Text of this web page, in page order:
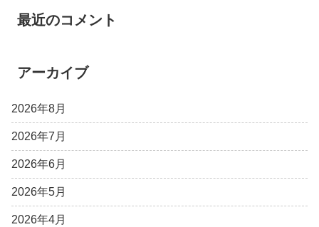
最近のコメント
アーカイブ
2026年8月
2026年7月
2026年6月
2026年5月
2026年4月